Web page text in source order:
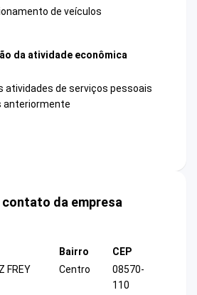
de veículos
da atividade econômica
atividades de serviços pessoais
anteriormente
da empresa
FREY
Bairro
Centro
CEP
08570-
110